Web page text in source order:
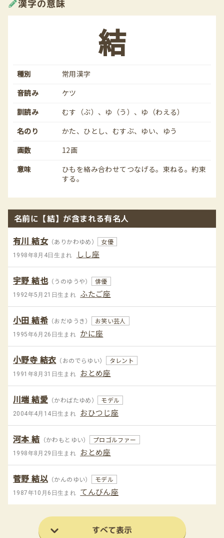
漢字の意味
結
種別
常用漢字
音読み
ケツ
訓読み
むす（ぶ）、ゆ（う）、ゆ（わえる）
名のり
かた、ひとし、むすぶ、ゆい、ゆう
画数
12画
意味
ひもを絡み合わせてつなげる。束ねる。約束
する。
名前に【結】が含まれる有名人
有川 結女（ありかわゆめ） 女優
1998年8月4日生まれ しし座
宇野 結也（うのゆうや） 俳優
1992年5月21日生まれ ふたご座
小田 結希 （おだゆうき） お笑い芸人
1995年6月26日生まれ かに座
小野寺 結衣 （おのでらゆい） タレント
1991年8月31日生まれ おとめ座
川端 結愛 （かわばたゆめ） モデル
2004年4月14日生まれ おひつじ座
河本 結 （かわもとゆい） プロゴルファー
1998年8月29日生まれ おとめ座
菅野 結以 （かんのゆい） モデル
1987年10月6日生まれ てんびん座
すべて表示